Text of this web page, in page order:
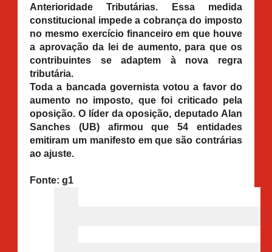
Anterioridade Tributárias. Essa medida
constitucional impede a cobrança do imposto
no mesmo exercício financeiro em que houve
a aprovação da lei de aumento, para que os
contribuintes se adaptem à nova regra
tributária.
Toda a bancada governista votou a favor do
aumento no imposto, que foi criticado pela
oposição. O líder da oposição, deputado Alan
Sanches (UB) afirmou que 54 entidades
emitiram um manifesto em que são contrárias
ao ajuste.
Fonte: g1